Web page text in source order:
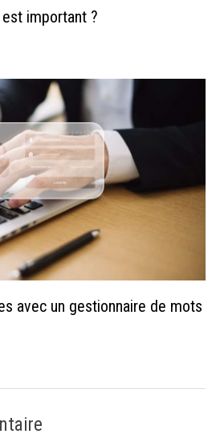
important ?
avec un gestionnaire de mots